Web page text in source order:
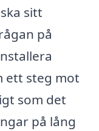
sitt
på
ett steg mot
som det
på lång